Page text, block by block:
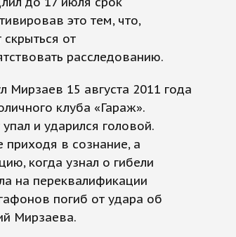
это тем, что,
от
расследованию.
15 августа 2011 года
клуба «Гараж».
и ударился головой.
в сознание, а
когда узнал о гибели
на переквалификации
погиб от удара об
Мирзаева.